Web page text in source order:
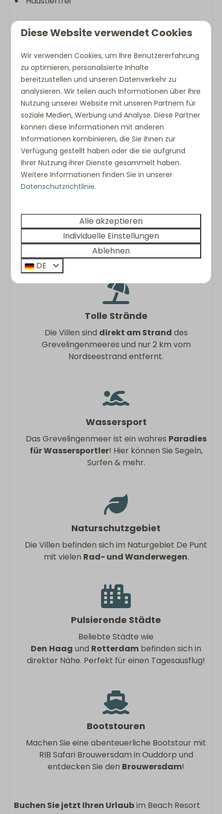
Bitte beachten Sie:
Be und Entladen an der Villa ist möglich. Parken
ist ausschließlich auf dem zentralen Parkplatz
gestattet.
Haustiere sind nicht erlaubt.
Die Villa kann mit einem Pelletofen
ausgestattet sein. Dieser darf während Ihres
Aufenthalts nicht genutzt werden.
Abweichungen in Grundriss, Einrichtung,
Bildmaterial, Beschreibung und dargestellten
Was Sie im Urlaub nicht
verpassen sollten:
Tolle Strände
Die Villen sind direkt am Strand des
Grevelingenmeeres und nur 2 km vom
Nordseestrand entfernt.
Wassersport
Das Grevelingenmeer ist ein wahres Paradies
für Wassersportler! Hier können Sie Segeln,
Surfen & mehr.
Naturschutzgebiet
Die Villen befinden sich im Naturgebiet De Punt
mit vielen Rad- und Wanderwegen.
Pulsierende Städte
Beliebte Städte wie
Den Haag und Rotterdam befinden sich in
direkter Nähe. Perfekt für einen Tagesausflug!
Bootstouren
Machen Sie eine abenteuerliche Bootstour mit
RIB Safari Brouwersdam in Ouddorp und
entdecken Sie den Brouwersdam!
Buchen Sie jetzt Ihren Urlaubim Beach Resort
Diese Website verwendet Cookies
Wir verwenden Cookies, um Ihre Benutzererfahrung
zu optimieren, personalisierte Inhalte
bereitzustellen und unseren Datenverkehr zu
analysieren. Wir teilen auch Informationen über Ihre
Nutzung unserer Website mit unseren Partnern für
soziale Medien, Werbung und Analyse. Diese Partner
können diese Informationen mit anderen
Informationen kombinieren, die Sie ihnen zur
Verfügung gestellt haben oder die sie aufgrund
Ihrer Nutzung ihrer Dienste gesammelt haben.
Weitere Informationen finden Sie in unserer
Datenschutzrichtlinie.
Alle akzeptieren
Individuelle Einstellungen
Ablehnen
DE